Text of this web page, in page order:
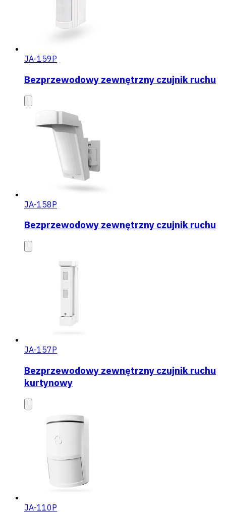
JA-159P
Bezprzewodowy zewnętrzny czujnik ruchu
JA-158P
Bezprzewodowy zewnętrzny czujnik ruchu
JA-157P
Bezprzewodowy zewnętrzny czujnik ruchu
kurtynowy
JA-110P